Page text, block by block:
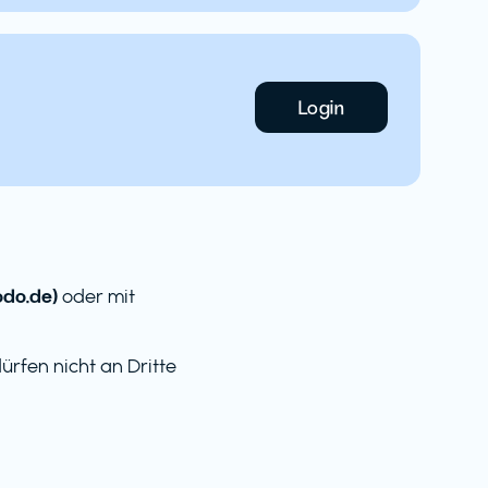
Login
oder mit
nicht an Dritte